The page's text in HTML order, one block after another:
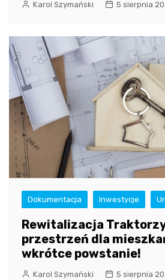
Karol Szymański 5 sierpnia
Dokumentacja Inwestycje
Rewitalizacja
przestrzeń dla
wkrótce powstanie!
Karol Szymański 5 sierpnia